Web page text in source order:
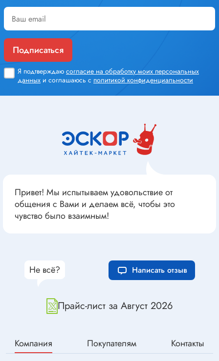
Подписаться
Я подтверждаю согласие на обработку моих персональных
данных и соглашаюсь с политикой конфиденциальности
Привет! Мы испытываем удовольствие от
общения с Вами и делаем всё, чтобы это
чувство было взаимным!
Прайс-лист за Август 2026
Не всё? Написать отзыв
Компания Покупателям Контакты